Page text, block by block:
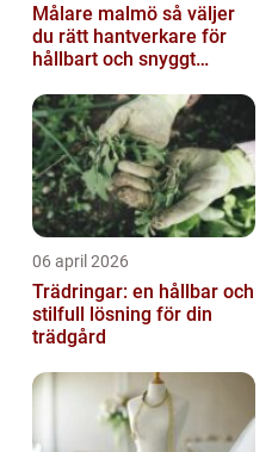
Målare malmö så väljer
du rätt hantverkare för
hållbart och snyggt
06 april 2026
Trädringar: en hållbar och
stilfull lösning för din
trädgård